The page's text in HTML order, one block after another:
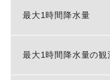
最大1時間降水量
最大1時間降水量の観